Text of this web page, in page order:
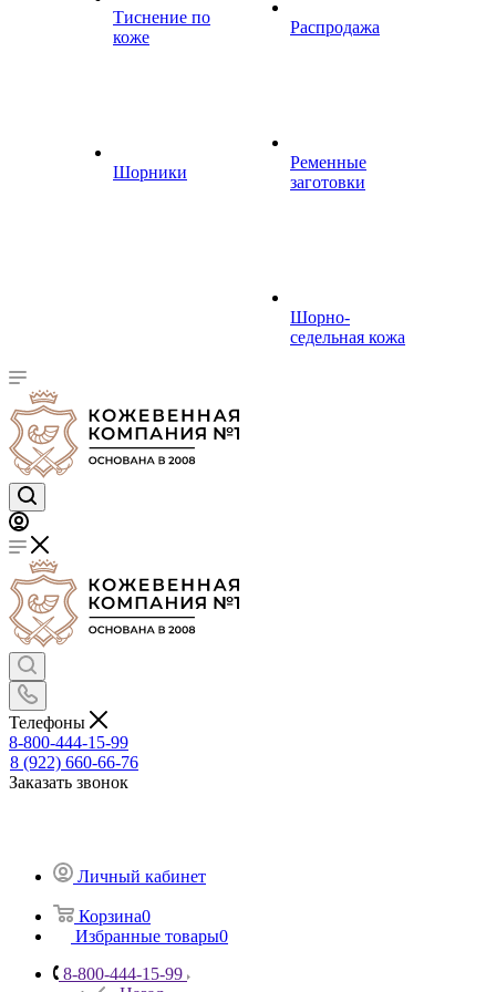
Тиснение по
коже
Шорники
Распродажа
Ременные
заготовки
Шорно-
седельная кожа
Телефоны
8-800-444-15-99
8 (922) 660-66-76
Заказать звонок
Личный кабинет
Корзина0
Избранные товары0
8-800-444-15-99